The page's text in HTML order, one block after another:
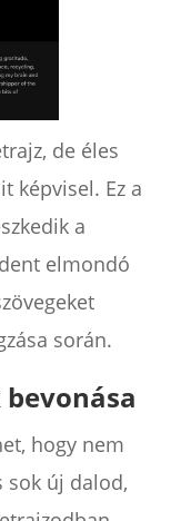
de éles
képvisel. Ez a
a
elmondó
során.
hogy nem
sok új dalod,